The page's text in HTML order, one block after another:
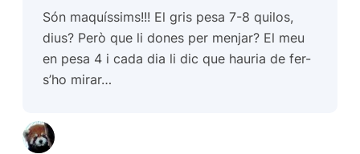
Són maquíssims!!! El gris pesa 7-8 quilos,
dius? Però que li dones per menjar? El meu
en pesa 4 i cada dia li dic que hauria de fer-
s’ho mirar…